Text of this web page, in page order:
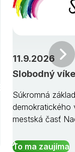
Slobodný
11.9.2026
Súkromná
demokratického
mestská časť
To ma zaujíma